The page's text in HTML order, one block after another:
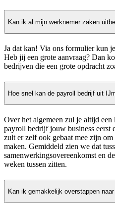
Kan ik al mijn werknemer zaken
Ja dat kan! Via ons formulier kun
Heb jij een grote aanvraag? Dan
bedrijven die een grote opdracht
Hoe snel kan de payroll bedrijf uit
Over het algemeen zul je altijd
payroll bedrijf jouw business eerst
zult er zelf ook gebaat mee zijn
maken. Gemiddeld zien we dat
samenwerkingsovereenkomst en
weken tussen zitten.
Kan ik gemakkelijk overstappen